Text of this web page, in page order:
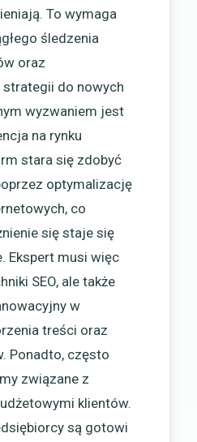
To wymaga
śledzenia
oraz
do nowych
wyzwaniem jest
na rynku
stara się zdobyć
optymalizację
co
się staje się
Ekspert musi więc
SEO, ale także
w
treści oraz
Ponadto, często
związane z
klientów.
są gotowi